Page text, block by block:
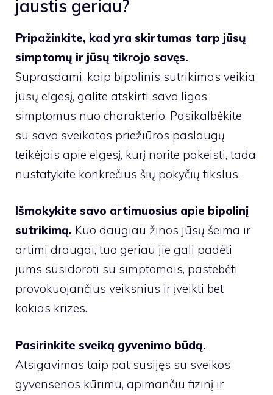
jaustis geriau?
Pripažinkite, kad yra skirtumas tarp jūsų
simptomų ir jūsų tikrojo savęs.
Suprasdami, kaip bipolinis sutrikimas veikia
jūsų elgesį, galite atskirti savo ligos
simptomus nuo charakterio. Pasikalbėkite
su savo sveikatos priežiūros paslaugų
teikėjais apie elgesį, kurį norite pakeisti, tada
nustatykite konkrečius šių pokyčių tikslus.
Išmokykite savo artimuosius apie bipolinį
sutrikimą. Kuo daugiau žinos jūsų šeima ir
artimi draugai, tuo geriau jie gali padėti
jums susidoroti su simptomais, pastebėti
provokuojančius veiksnius ir įveikti bet
kokias krizes.
Pasirinkite sveiką gyvenimo būdą.
Atsigavimas taip pat susijęs su sveikos
gyvensenos kūrimu, apimančiu fizinį ir